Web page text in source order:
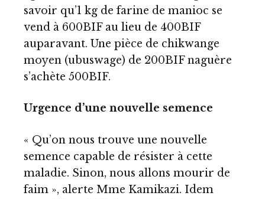
savoir qu’1 kg de farine de manioc se
vend à 600BIF au lieu de 400BIF
auparavant. Une pièce de chikwange
moyen (ubuswage) de 200BIF naguère
s’achète 500BIF.
Urgence d’une nouvelle semence
« Qu’on nous trouve une nouvelle
semence capable de résister à cette
maladie. Sinon, nous allons mourir de
faim », alerte Mme Kamikazi. Idem